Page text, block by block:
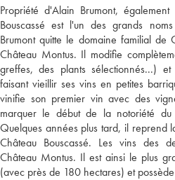
Propriété d'Alain Brumont,
Bouscassé est l'un des grands
Brumont quitte le domaine familial de
Château Montus. Il modifie
greffes, des plants sélectionnés...)
faisant vieillir ses vins en petites
vinifie son premier vin avec des
marquer le début de la notoriété
Quelques années plus tard, il reprend
Château Bouscassé. Les vins des
Château Montus. Il est ainsi le plus
(avec près de 180 hectares) et